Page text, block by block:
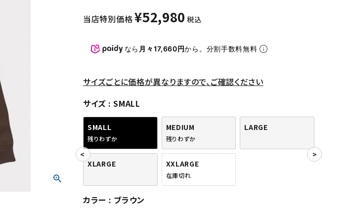
当店特別価格¥52,980 税込
なら 月々17,660円から。分割手数料無料
サイズごとに価格が異なりますので、ご確認ください
サイズ
SMALL
SMALL
残りわずか
MEDIUM
残りわずか
LARGE
XLARGE XXLARGE
在庫切れ
カラー ブラウン